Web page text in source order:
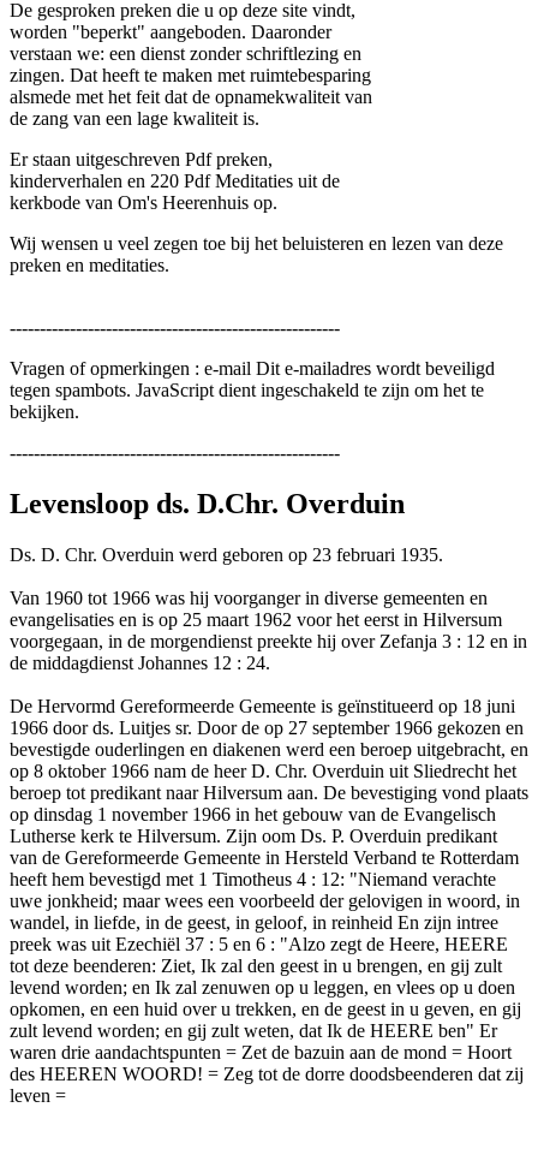
De gesproken preken die u op deze site vindt,
worden "beperkt" aangeboden. Daaronder
verstaan we: een dienst zonder schriftlezing en
zingen. Dat heeft te maken met ruimtebesparing
alsmede met het feit dat de opnamekwaliteit van
de zang van een lage kwaliteit is.
Er staan uitgeschreven Pdf preken,
kinderverhalen en 220 Pdf Meditaties uit de
kerkbode van Om's Heerenhuis op.
Wij wensen u veel zegen toe bij het beluisteren en lezen van deze
preken en meditaties.
-------------------------------------------------------
Vragen of opmerkingen : e-mail Dit e-mailadres wordt beveiligd
tegen spambots. JavaScript dient ingeschakeld te zijn om het te
bekijken.
-------------------------------------------------------
Levensloop ds. D.Chr. Overduin
Ds. D. Chr. Overduin werd geboren op 23 februari 1935.
Van 1960 tot 1966 was hij voorganger in diverse gemeenten en
evangelisaties en is op 25 maart 1962 voor het eerst in Hilversum
voorgegaan, in de morgendienst preekte hij over Zefanja 3 : 12 en in
de middagdienst Johannes 12 : 24.
De Hervormd Gereformeerde Gemeente is geïnstitueerd op 18 juni
1966 door ds. Luitjes sr. Door de op 27 september 1966 gekozen en
bevestigde ouderlingen en diakenen werd een beroep uitgebracht, en
op 8 oktober 1966 nam de heer D. Chr. Overduin uit Sliedrecht het
beroep tot predikant naar Hilversum aan. De bevestiging vond plaats
op dinsdag 1 november 1966 in het gebouw van de Evangelisch
Lutherse kerk te Hilversum. Zijn oom Ds. P. Overduin predikant
van de Gereformeerde Gemeente in Hersteld Verband te Rotterdam
heeft hem bevestigd met 1 Timotheus 4 : 12: "Niemand verachte
uwe jonkheid; maar wees een voorbeeld der gelovigen in woord, in
wandel, in liefde, in de geest, in geloof, in reinheid En zijn intree
preek was uit Ezechiël 37 : 5 en 6 : "Alzo zegt de Heere, HEERE
tot deze beenderen: Ziet, Ik zal den geest in u brengen, en gij zult
levend worden; en Ik zal zenuwen op u leggen, en vlees op u doen
opkomen, en een huid over u trekken, en de geest in u geven, en gij
zult levend worden; en gij zult weten, dat Ik de HEERE ben" Er
waren drie aandachtspunten = Zet de bazuin aan de mond = Hoort
des HEEREN WOORD! = Zeg tot de dorre doodsbeenderen dat zij
leven =